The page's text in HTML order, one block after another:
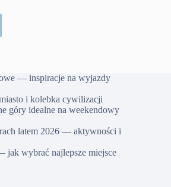
— inspiracje na wyjazdy
i kolebka cywilizacji
góry idealne na weekendowy
latem 2026 — aktywności i
jak wybrać najlepsze miejsce